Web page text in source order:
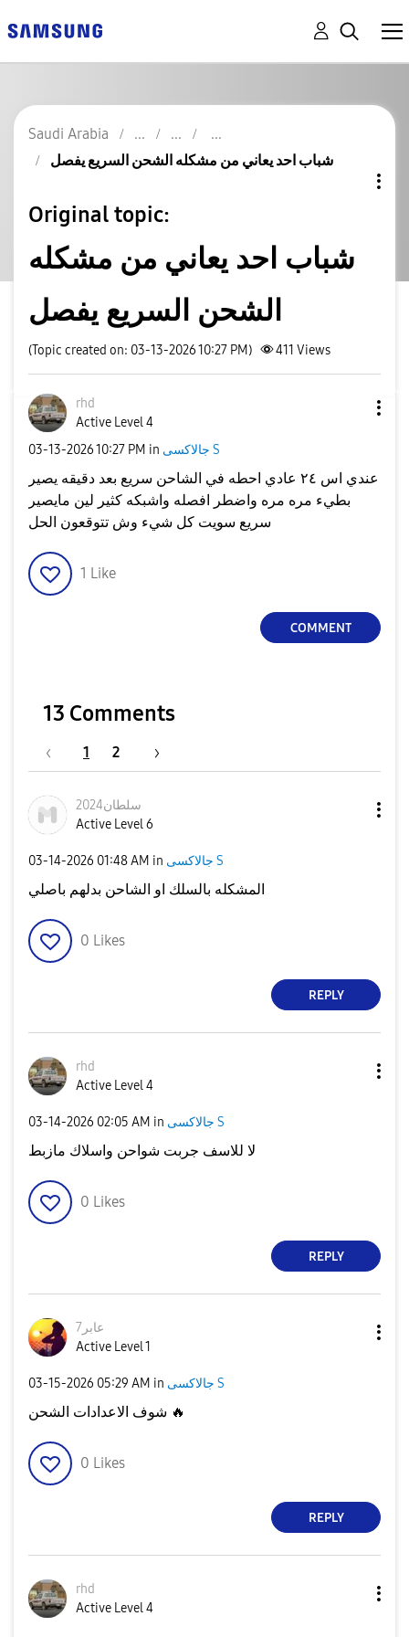
Saudi Arabia
شباب احد يعاني من مشكله الشحن السريع يفصل
Original topic:
شباب احد يعاني من مشكله
الشحن السريع يفصل
(Topic created on: 03-13-2026 10:27 PM) 411 Views
rhd
Active Level 4
‎03-13-202610:27 PM in جالاكسى S
عندي اس ٢٤ عادي احطه في الشاحن سريع بعد دقيقه يصير
بطيء مره مره واضطر افصله واشبكه كثير لين مايصير
1 Like
COMMENT
13 Comments
1 2
سلطان2024
Active Level 6
‎03-14-2026 01:48 AM in جالاكسى S
المشكله بالسلك او الشاحن بدلهم باصلي
0 Likes
REPLY
rhd
Active Level 4
‎03-14-2026 02:05 AM in جالاكسى S
لا للاسف جربت شواحن واسلاك مازبط
0 Likes
REPLY
7عابر
Active Level 1
‎03-15-2026 05:29 AM in جالاكسى S
🔥
0 Likes
REPLY
rhd
Active Level 4